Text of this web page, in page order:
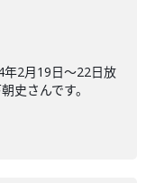
2月19日〜22日放
史さんです。